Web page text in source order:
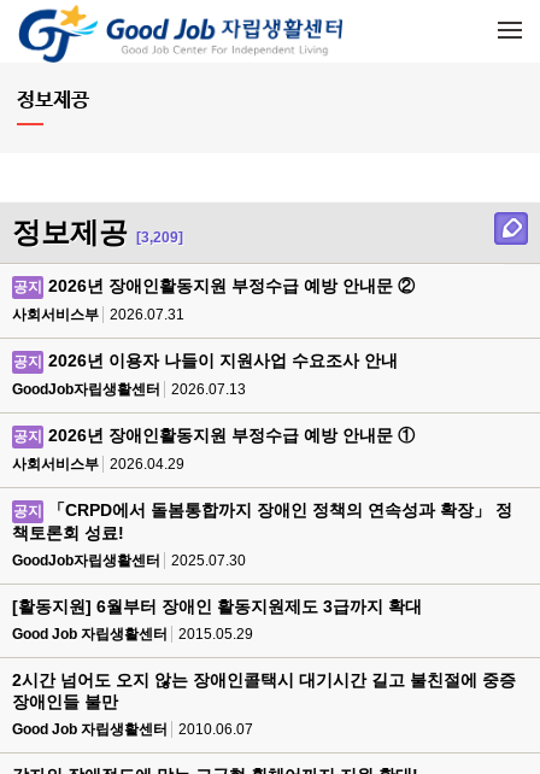
메뉴 건너뛰기
정보제공
정보제공 [3,209]
공지 2026년 장애인활동지원 부정수급 예방 안내문 ②
사회서비스부 2026.07.31
공지 2026년 이용자 나들이 지원사업 수요조사 안내
GoodJob자립생활센터 2026.07.13
공지 2026년 장애인활동지원 부정수급 예방 안내문 ①
사회서비스부 2026.04.29
공지
「CRPD에서 돌봄통합까지 장애인 정책의 연속성과 확장」 정
책토론회 성료!
GoodJob자립생활센터 2025.07.30
[활동지원] 6월부터 장애인 활동지원제도 3급까지 확대
Good Job 자립생활센터 2015.05.29
2시간 넘어도 오지 않는 장애인콜택시 대기시간 길고 불친절에 중증
장애인들 불만
Good Job 자립생활센터 2010.06.07